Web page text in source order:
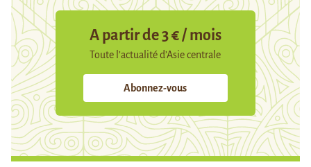
A partir de 3 € / mois
Toute l’actualité d’Asie centrale
Abonnez-vous